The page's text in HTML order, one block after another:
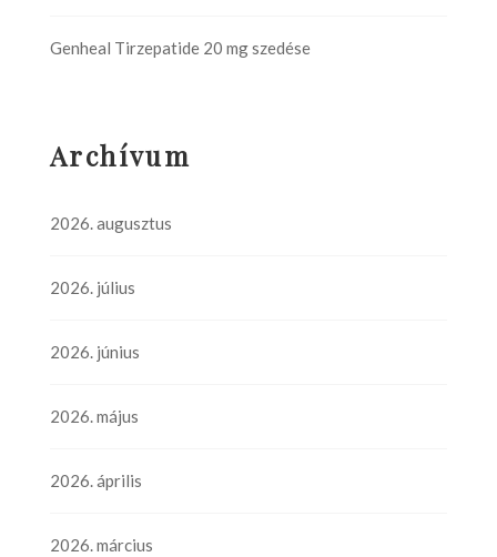
Genheal Tirzepatide 20 mg szedése
Archívum
2026. augusztus
2026. július
2026. június
2026. május
2026. április
2026. március